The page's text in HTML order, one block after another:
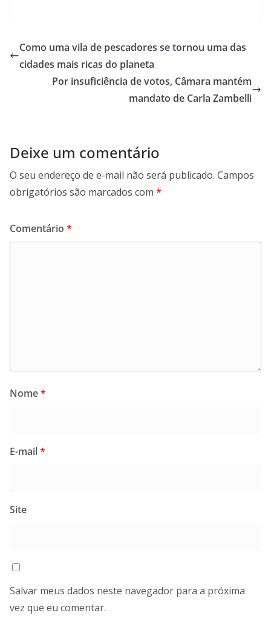
s
A
p
er b
o
o
gr
a
m
l l e
Como uma vila de pescadores se tornou uma das
cidades mais ricas do planeta
Por insuficiência de votos, Câmara mantém
mandato de Carla Zambelli
Deixe um comentário
O seu endereço de e-mail não será publicado. Campos
obrigatórios são marcados com *
Comentário *
Nome*
E-mail*
Site
Salvar meus dados neste navegador para a próxima
vez que eu comentar.